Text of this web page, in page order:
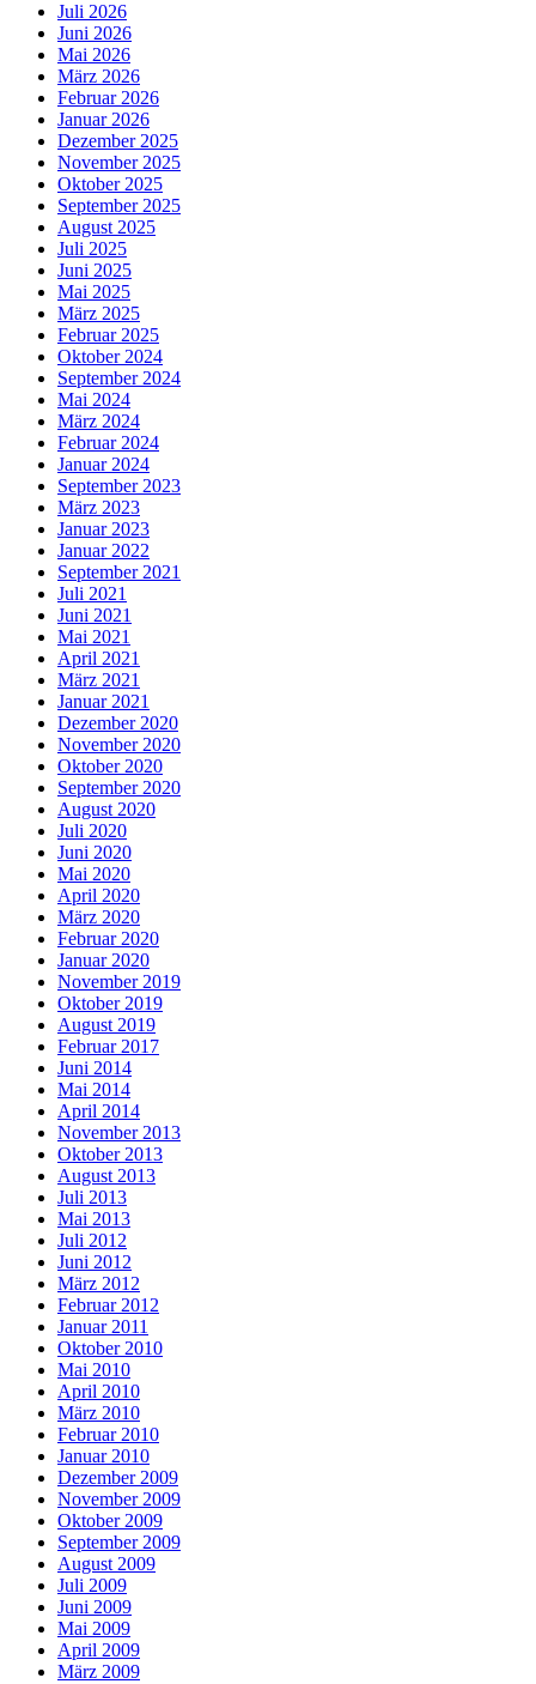
Juli 2026
Juni 2026
Mai 2026
März 2026
Februar 2026
Januar 2026
Dezember 2025
November 2025
Oktober 2025
September 2025
August 2025
Juli 2025
Juni 2025
Mai 2025
März 2025
Februar 2025
Oktober 2024
September 2024
Mai 2024
März 2024
Februar 2024
Januar 2024
September 2023
März 2023
Januar 2023
Januar 2022
September 2021
Juli 2021
Juni 2021
Mai 2021
April 2021
März 2021
Januar 2021
Dezember 2020
November 2020
Oktober 2020
September 2020
August 2020
Juli 2020
Juni 2020
Mai 2020
April 2020
März 2020
Februar 2020
Januar 2020
November 2019
Oktober 2019
August 2019
Februar 2017
Juni 2014
Mai 2014
April 2014
November 2013
Oktober 2013
August 2013
Juli 2013
Mai 2013
Juli 2012
Juni 2012
März 2012
Februar 2012
Januar 2011
Oktober 2010
Mai 2010
April 2010
März 2010
Februar 2010
Januar 2010
Dezember 2009
November 2009
Oktober 2009
September 2009
August 2009
Juli 2009
Juni 2009
Mai 2009
April 2009
März 2009